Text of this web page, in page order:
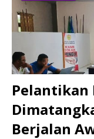
Pelantikan
Berjalan